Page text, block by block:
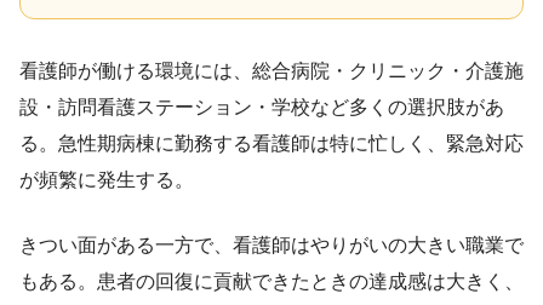
看護師が働ける環境には、総合病院・クリニック・介護施
設・訪問看護ステーション・学校など多くの選択肢があ
る。急性期病棟に勤務する看護師は特に忙しく、緊急対応
が頻繁に発生する。
きつい面がある一方で、看護師はやりがいの大きい職業で
もある。患者の回復に貢献できたときの達成感は大きく、